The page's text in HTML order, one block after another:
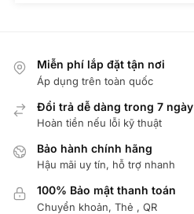
Miễn phí lắp đặt tận nơi
Áp dụng trên toàn quốc
Đổi trả dễ dàng trong 7 ngày
Hoàn tiền nếu lỗi kỹ thuật
Bảo hành chính hãng
Hậu mãi uy tín, hỗ trợ nhanh
100% Bảo mật thanh toán
Chuyển khoản, Thẻ , QR